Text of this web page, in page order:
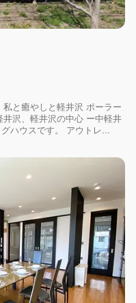
と癒やしと軽井沢 ポーラー
沢、軽井沢の中心 ー中軽井
ハウスです。 アウトレ...